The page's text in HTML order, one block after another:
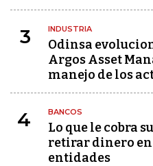
3 INDUSTRIA
Odinsa
Argos Asset
manejo de los
4 BANCOS
Lo que le cobra
retirar dinero en
entidades